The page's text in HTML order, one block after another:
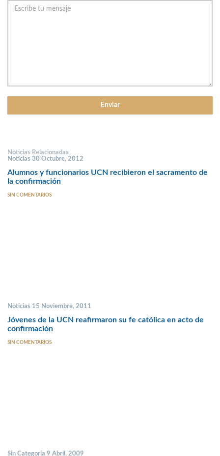
Noticias Relacionadas
Noticias 30 Octubre, 2012
Alumnos y funcionarios UCN recibieron el sacramento de
la confirmación
SIN COMENTARIOS
Noticias 15 Noviembre, 2011
Jóvenes de la UCN reafirmaron su fe católica en acto de
confirmación
SIN COMENTARIOS
Sin Categoría 9 Abril, 2009